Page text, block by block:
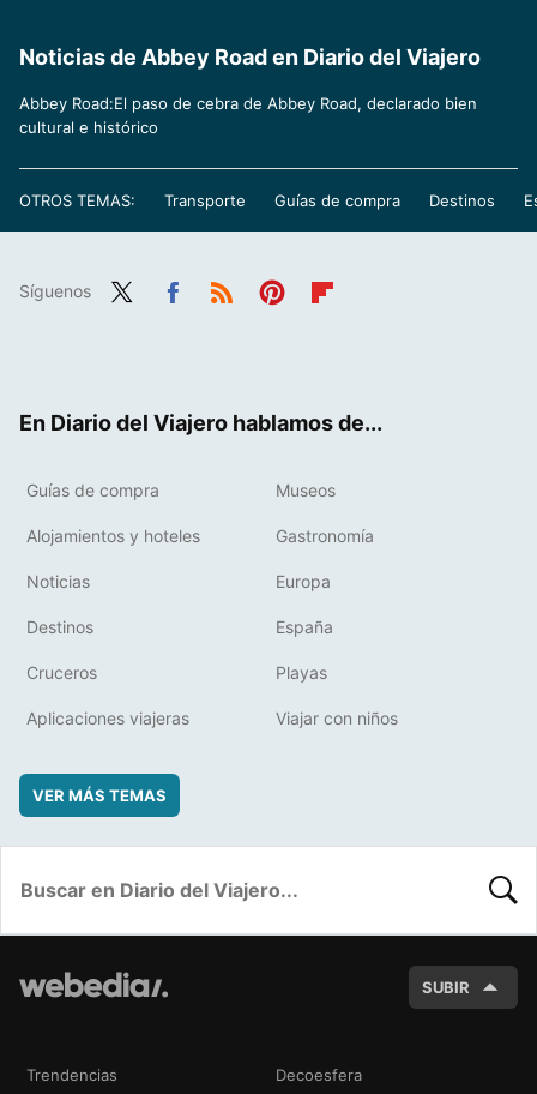
Noticias de Abbey Road en Diario del Viajero
Abbey Road:El paso de cebra de Abbey Road, declarado bien
cultural e histórico
OTROS TEMAS: Transporte Guías de compra Destinos
Síguenos
En Diario del Viajero hablamos de...
Guías de compra Museos
Alojamientos y hoteles Gastronomía
Noticias Europa
Destinos España
Cruceros Playas
Aplicaciones viajeras Viajar con niños
VER MÁS TEMAS
SUBIR
Trendencias Decoesfera